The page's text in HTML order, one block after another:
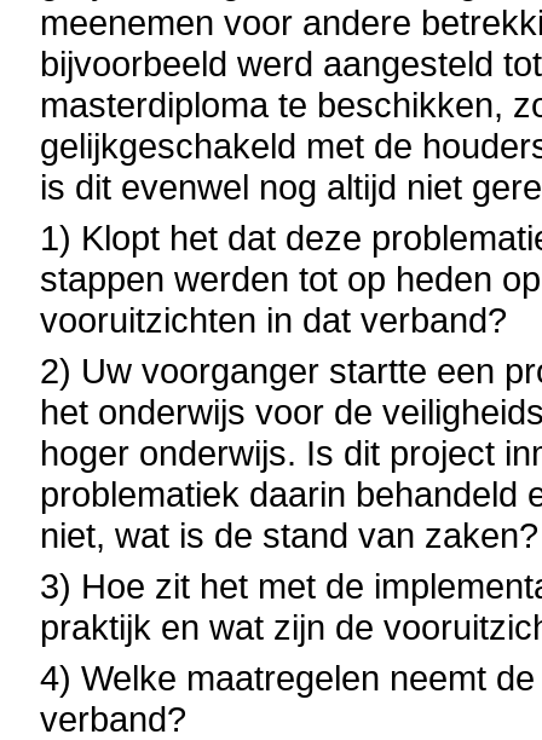
meenemen voor andere
bijvoorbeeld werd aangesteld
masterdiploma te beschikken,
gelijkgeschakeld met de
is dit evenwel nog altijd niet
1) Klopt het dat deze
stappen werden tot op heden
vooruitzichten in dat verband?
2) Uw voorganger startte een
het onderwijs voor de
hoger onderwijs. Is dit project
problematiek daarin behandeld
niet, wat is de stand van zaken?
3) Hoe zit het met de
praktijk en wat zijn de
4) Welke maatregelen neemt
verband?